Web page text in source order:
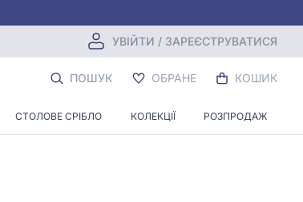
УВІЙТИ / ЗАРЕЄСТРУВАТИСЯ
ПОШУК ОБРАНЕ КОШИК
СТОЛОВЕ СРІБЛО КОЛЕКЦІЇ РОЗПРОДАЖ